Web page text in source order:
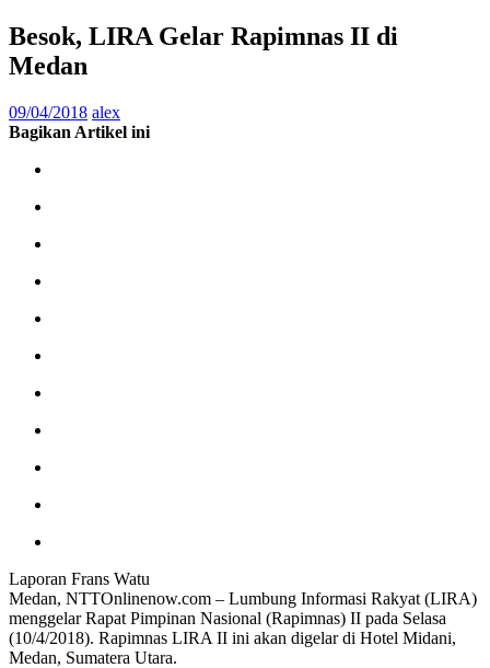
Besok, LIRA Gelar Rapimnas II di
Medan
09/04/2018 alex
Bagikan Artikel ini
Laporan Frans Watu
Medan, NTTOnlinenow.com – Lumbung Informasi Rakyat (LIRA)
menggelar Rapat Pimpinan Nasional (Rapimnas) II pada Selasa
(10/4/2018). Rapimnas LIRA II ini akan digelar di Hotel Midani,
Medan, Sumatera Utara.